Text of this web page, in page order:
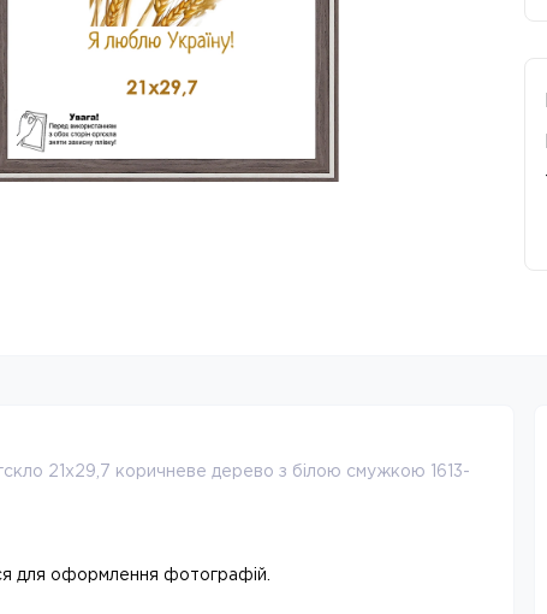
21х29,7 коричневе дерево з білою смужкою 1613-
для оформлення фотографій.